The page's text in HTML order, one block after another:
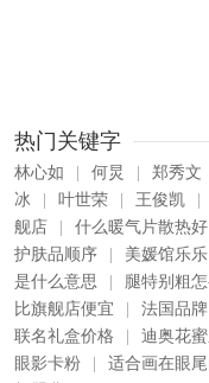
热门关键字
林心如 何炅 郑秀文
冰
叶世荣 王俊凯
舰店
什么暖气片散热好
护肤品顺序
美媛馆乐乐
是什么意思
腿特别粗
比旗舰店便宜
法国品
联名礼盒价格
迪奥花
眼影卡粉
适合画在眼